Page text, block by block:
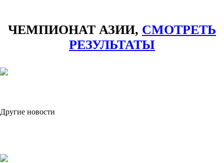
ЧЕМПИОНАТ АЗИИ, СМОТРЕТЬ
РЕЗУЛЬТАТЫ
Другие новости